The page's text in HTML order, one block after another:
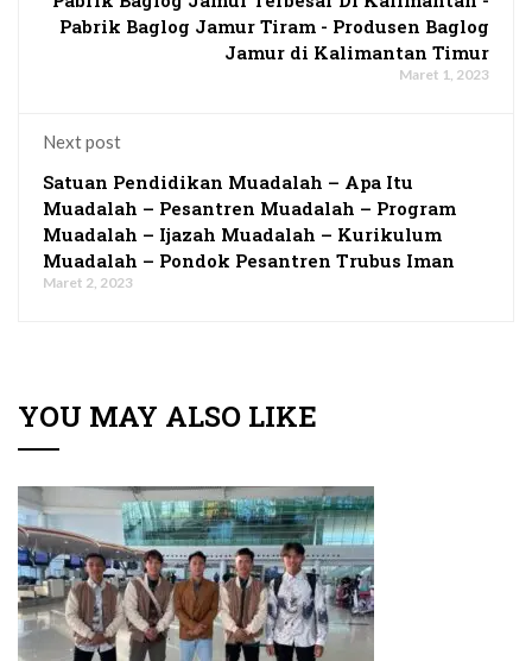
Pabrik Baglog Jamur Tiram - Produsen Baglog
Jamur di Kalimantan Timur
Maret 1, 2023
Next post
Satuan Pendidikan Muadalah – Apa Itu
Muadalah – Pesantren Muadalah – Program
Muadalah – Ijazah Muadalah – Kurikulum
Muadalah – Pondok Pesantren Trubus Iman
Maret 2, 2023
YOU MAY ALSO LIKE